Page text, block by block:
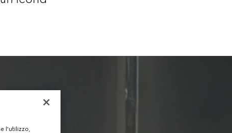
l'utilizzo,